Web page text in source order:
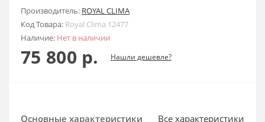
Производитель: ROYAL CLIMA
Код Товара: Royal Clima 12477
Наличие: Нет в наличии
75 800 р. Нашли дешевле?
Основные характеристики
Все характеристики